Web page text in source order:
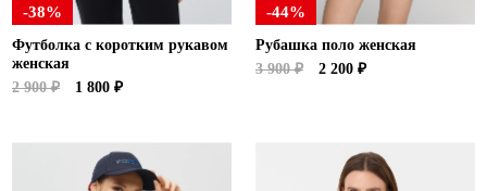
-38%
Футболка с коротким рукавом
женская
2 900 ₽
1 800 ₽
-44%
Рубашка поло женская
3 900 ₽
2 200 ₽